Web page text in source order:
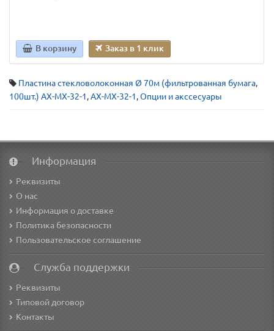
В корзину Заказ в 1 клик
Пластина стекловолоконная Ø 70м (фильтрованная бумага,
100шт.) AX-MX-32-1,AX-MX-32-1,Опции и акссесуары
Информация
Реквизиты
О нас
Информация о доставке
Политика безопасности
Пользовательское соглашение
Служба поддержки
Реквизиты
Типовой договор
Контакты